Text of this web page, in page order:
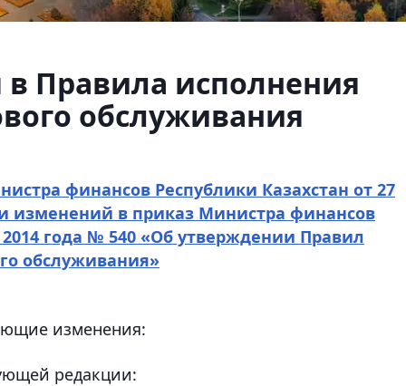
Правила исполнения
обслуживания
финансов Республики Казахстан от 27
изменений в приказ Министра финансов
года № 540 «Об утверждении Правил
обслуживания»
изменения:
редакции: